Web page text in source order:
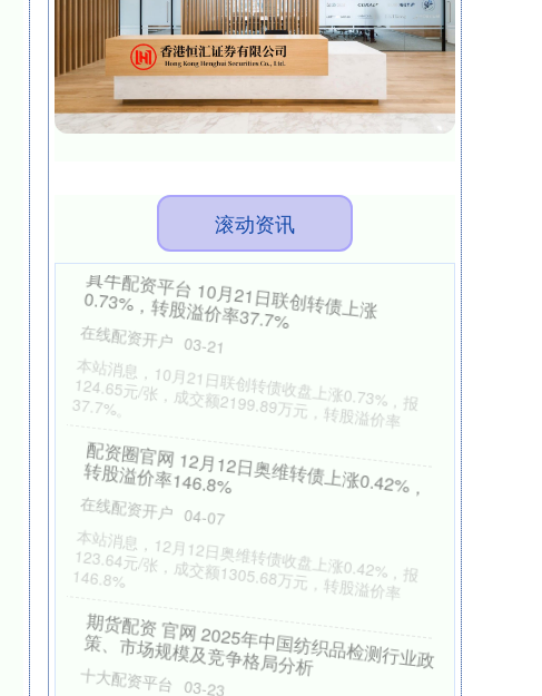
滚动资讯
金钥匙配资平台 航班落地后撞上机场廊桥 东
航致歉 正调查具体原因
炒股配资服务 05-03
5月2日，多位网友在社交平台上发布视频和文字，
反映从成都双流飞往上海虹桥的东航MU5406航班
浩广配资 12月12日赛特转债下跌0.14%，转
股溢价率37.58%
炒股配资服务 04-07
本站消息，12月12日赛特转债收盘下跌0.14%，报
128.34元/张，成交额1588.59万元，转股溢价率
37.58%
捷希源配资APP下载 原创成果打破欧美垄
断，华师大团队用“地沟油”研发出100%可持
续航空燃料